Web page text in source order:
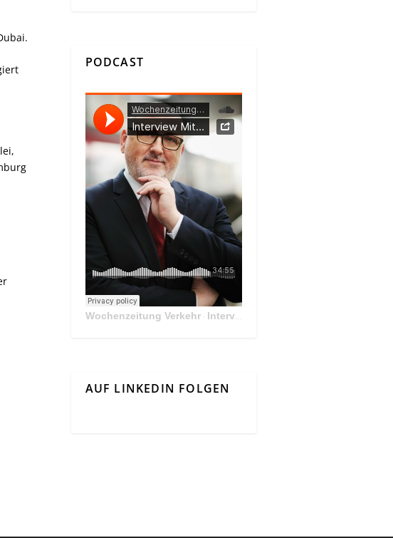
PODCAST
Wochenzeitung Verkehr· Interview Mit Andreas Matthä, CEO der ÖBB Holding
AUF LINKEDIN FOLGEN